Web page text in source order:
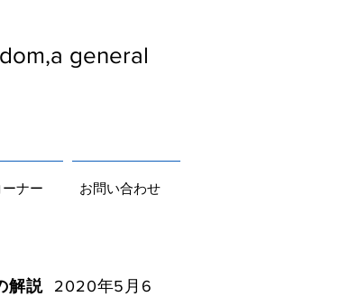
general
ナー お問い合わせ
説 2020年5月6